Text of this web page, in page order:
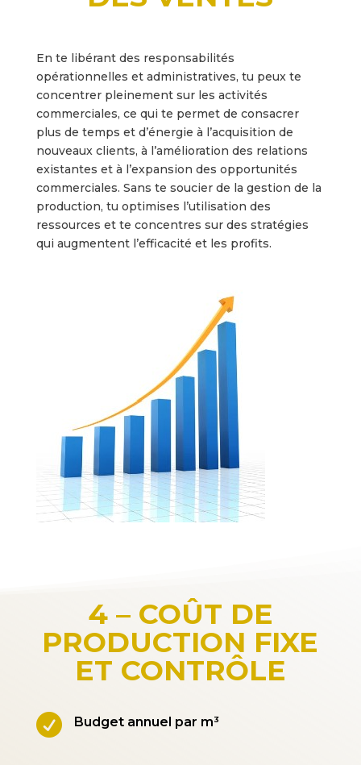
En te libérant des responsabilités
opérationnelles et administratives, tu peux te
concentrer pleinement sur les activités
commerciales, ce qui te permet de consacrer
plus de temps et d’énergie à l’acquisition de
nouveaux clients, à l’amélioration des relations
existantes et à l’expansion des opportunités
commerciales. Sans te soucier de la gestion de la
production, tu optimises l’utilisation des
ressources et te concentres sur des stratégies
qui augmentent l’efficacité et les profits.
4 – COÛT DE
PRODUCTION FIXE
ET CONTRÔLE
 Budget annuel par m³